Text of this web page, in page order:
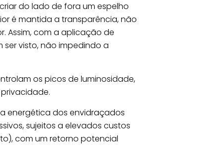
do lado de fora um espelho
é mantida a transparência, não
Assim, com a aplicação de
ser visto, não impedindo a
os picos de luminosidade,
energética dos envidraçados
sujeitos a elevados custos
com um retorno potencial